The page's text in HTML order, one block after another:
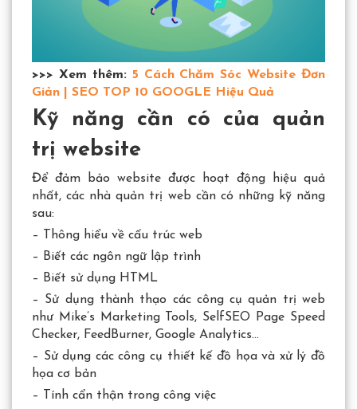
>>> Xem thêm: 5 Cách Chăm Sóc Website Đơn
Giản | SEO TOP 10 GOOGLE Hiệu Quả
Kỹ năng cần có của quản
trị website
Để đảm bảo website được hoạt động hiệu quả
nhất, các nhà quản trị web cần có những kỹ năng
sau:
– Thông hiểu về cấu trúc web
– Biết các ngôn ngữ lập trình
– Biết sử dụng HTML
– Sử dụng thành thạo các công cụ quản trị web
như Mike’s Marketing Tools, SelfSEO Page Speed
Checker, FeedBurner, Google Analytics…
– Sử dụng các công cụ thiết kế đồ họa và xử lý đồ
họa cơ bản
– Tính cẩn thận trong công việc